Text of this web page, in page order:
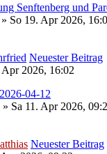
Senftenberg und
» So 19. Apr 2026,
Neuester Beitrag
Apr 2026, 16:02
04-12
» Sa 11. Apr 2026,
Neuester Beitrag